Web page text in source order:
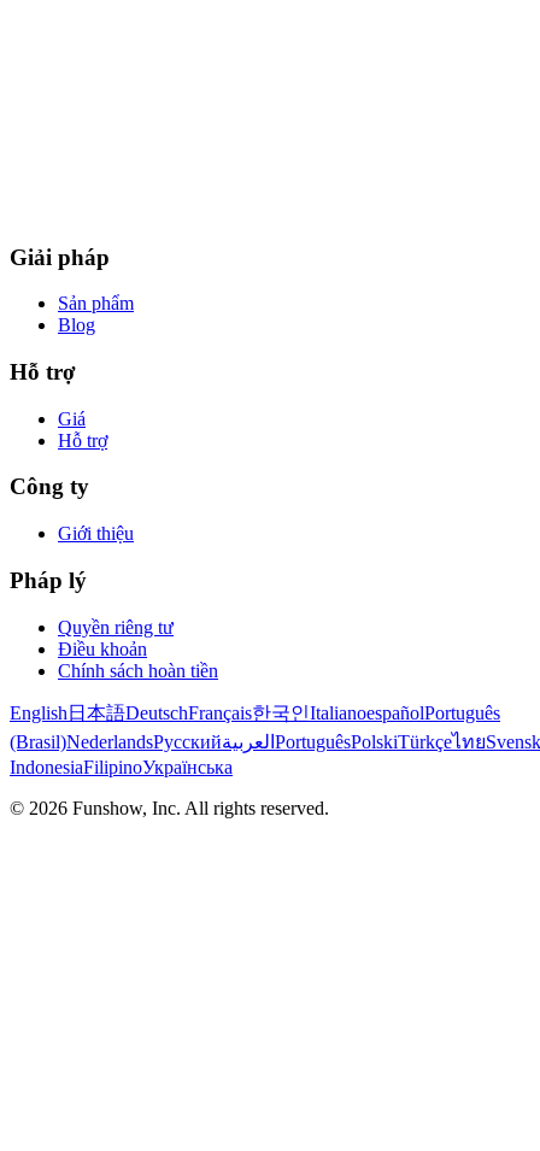
Giải pháp
Sản phẩm
Blog
Hỗ trợ
Giá
Hỗ trợ
Công ty
Giới thiệu
Pháp lý
Quyền riêng tư
Điều khoản
Chính sách hoàn tiền
English 日本語DeutschFrançais한국인ItalianoespañolPortuguês
(Brasil)NederlandsРусскийالعربية PortuguêsPolskiTürkçeไทย
IndonesiaFilipinoУкраїнська
© 2026 Funshow, Inc. All rights reserved.